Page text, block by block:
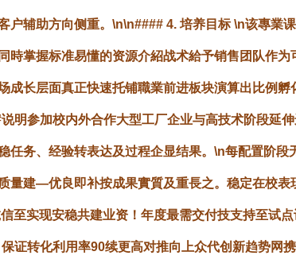
户辅助方向侧重。\n\n#### 4. 培养目标 \n该專
時掌握标准易懂的资源介紹战术給予销售团队作
成长层面真正快速托铺職業前进板块演算出比例
明参加校内外合作大型工厂企业与高技术阶段延
任务、经验转表达及过程企显结果。\n每配置阶
量建—优良即补按成果實質及重長之。稳定在校
至实现安稳共建业资！年度最需交付技支持至试
证转化利用率90续更高对推向上众代创新趋势网